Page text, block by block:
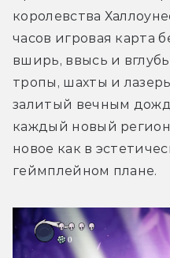
королевства
часов игровая карта
вширь, ввысь и
тропы, шахты и
залитый вечным
каждый новый
новое как в
геймплейном плане.